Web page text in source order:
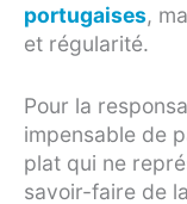
portugaises,
et régularité.
Pour la
impensable de
plat qui ne
savoir-faire de